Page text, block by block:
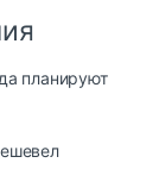
планируют